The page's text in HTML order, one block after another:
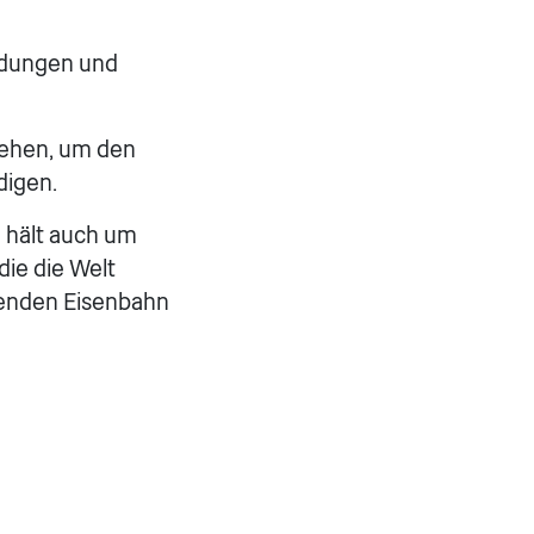
und
um den
auch um
die Welt
Eisenbahn